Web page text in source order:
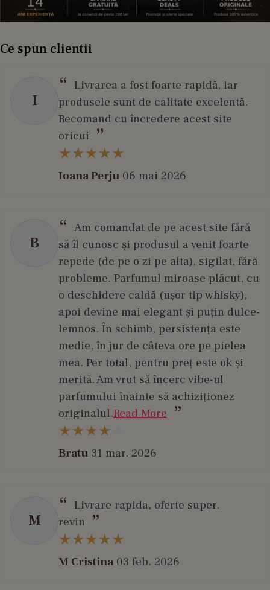
Ce spun clientii
I
Livrarea a fost foarte rapidă, iar
produsele sunt de calitate excelentă.
Recomand cu încredere acest site
oricui
Ioana Perju 06 mai 2026
B
Am comandat de pe acest site fără
să îl cunosc și produsul a venit foarte
repede (de pe o zi pe alta), sigilat, fără
probleme. Parfumul miroase plăcut, cu
o deschidere caldă (ușor tip whisky),
apoi devine mai elegant și puțin dulce-
lemnos. În schimb, persistența este
medie, în jur de câteva ore pe pielea
mea. Per total, pentru preț este ok și
merită. Am vrut să încerc vibe-ul
parfumului înainte să achiziționez
originalul.Read More
Bratu 31 mar. 2026
M
Livrare rapida, oferte super.
revin
M Cristina 03 feb. 2026